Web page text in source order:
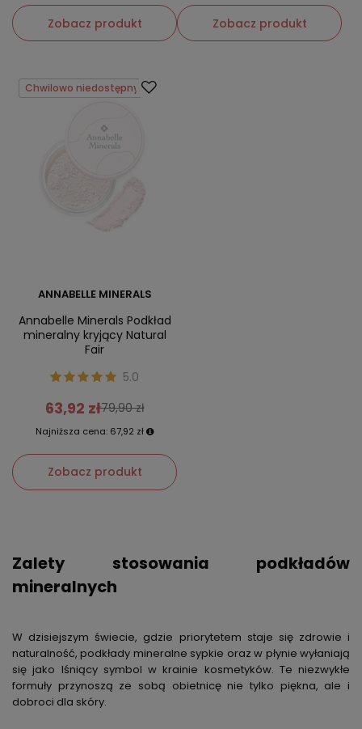
Zobacz produkt Zobacz produkt
Chwilowo niedostępny
ANNABELLE MINERALS
Annabelle Minerals Podkład
mineralny kryjący Natural
Fair
5.0
63,92 zł79,90 zł
Najniższa cena: 67,92 zł
Zobacz produkt
Zalety stosowania podkładów
mineralnych
W dzisiejszym świecie, gdzie priorytetem staje się zdrowie i
naturalność, podkłady mineralne sypkie oraz w płynie wyłaniają
się jako lśniący symbol w krainie kosmetyków. Te niezwykłe
formuły przynoszą ze sobą obietnicę nie tylko piękna, ale i
dobroci dla skóry.